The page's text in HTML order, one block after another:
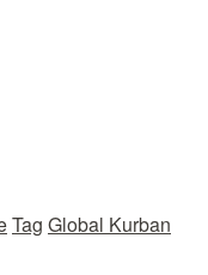
Tag Global Kurban